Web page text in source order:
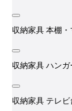
収納家具 本棚・
収納家具 ハンガ
収納家具 テレビ